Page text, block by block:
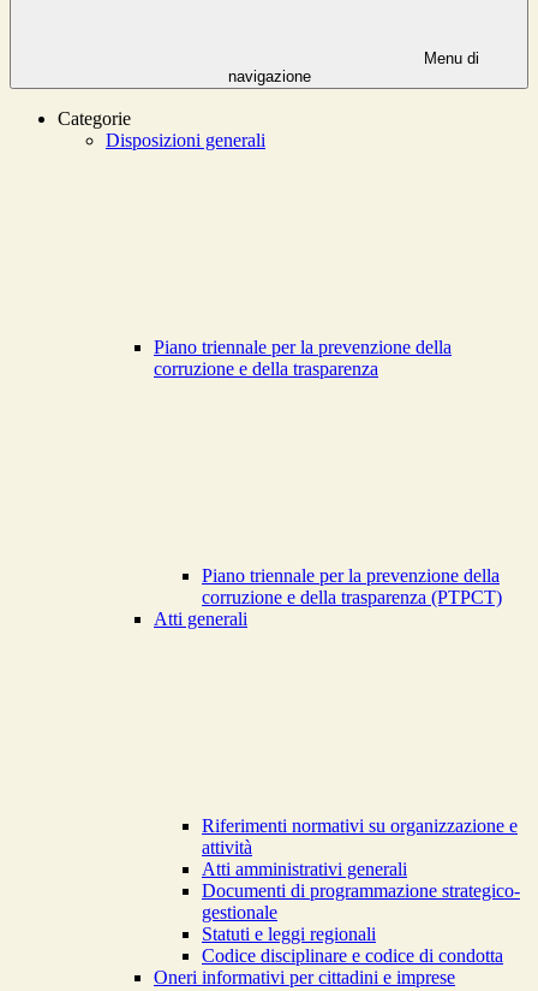
Menu di
navigazione
Categorie
Disposizioni generali
Piano triennale per la prevenzione della
corruzione e della trasparenza
Piano triennale per la prevenzione della
corruzione e della trasparenza (PTPCT)
Atti generali
Riferimenti normativi su organizzazione e
attività
Atti amministrativi generali
Documenti di programmazione strategico-
gestionale
Statuti e leggi regionali
Codice disciplinare e codice di condotta
Oneri informativi per cittadini e imprese